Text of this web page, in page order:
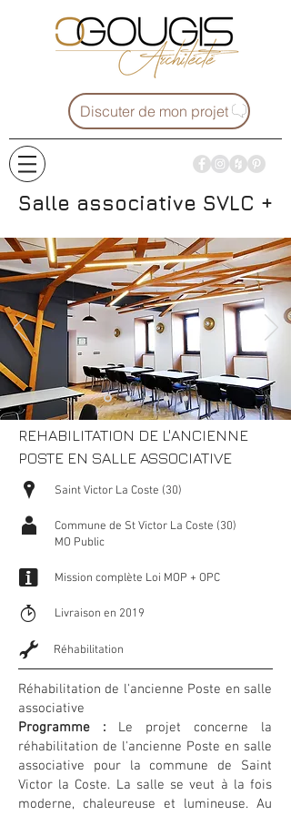
Discuter de mon projet
Salle associative SVLC +
REHABILITATION DE L'ANCIENNE
POSTE EN SALLE ASSOCIATIVE
P Saint Victor La Coste (30)
A
Commune de St Victor La Coste (30)
MO Public
i Mission complète Loi MOP + OPC
T Livraison en 2019
G Réhabilitation
Réhabilitation de l'ancienne Poste en salle
associative
Programme : Le projet concerne la
réhabilitation de l'ancienne Poste en salle
associative pour la commune de Saint
Victor la Coste. La salle se veut à la fois
moderne, chaleureuse et lumineuse. Au